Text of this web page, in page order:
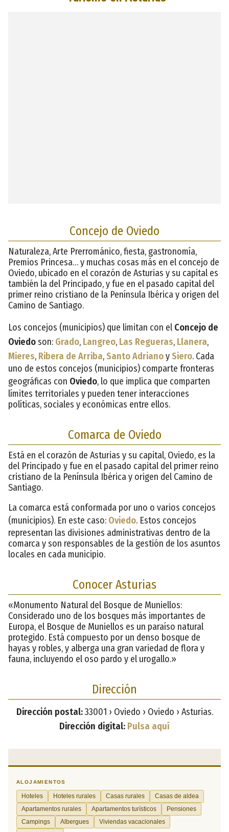
Concejo de Oviedo
Naturaleza, Arte Prerrománico, fiesta, gastronomía,
Premios Princesa… y muchas cosas más en el concejo de
Oviedo, ubicado en el corazón de Asturias y su capital es
también la del Principado, y fue en el pasado capital del
primer reino cristiano de la Península Ibérica y origen del
Camino de Santiago.
Los concejos (municipios) que limitan con el Concejo de
Oviedoson: Grado, Langreo, Las Regueras, Llanera,
Mieres, Ribera de Arriba,Santo AdrianoySiero. Cada
uno de estos concejos (municipios) comparte fronteras
geográficas con Oviedo, lo que implica que comparten
límites territoriales y pueden tener interacciones
políticas, sociales y económicas entre ellos.
Comarca de Oviedo
Está en el corazón de Asturias y su capital, Oviedo, es la
del Principado y fue en el pasado capital del primer reino
cristiano de la Península Ibérica y origen del Camino de
Santiago.
La comarca está conformada por uno o varios concejos
(municipios). En este caso: Oviedo. Estos concejos
representan las divisiones administrativas dentro de la
comarca y son responsables de la gestión de los asuntos
locales en cada municipio.
Conocer Asturias
«Monumento Natural del Bosque de Muniellos:
Considerado uno de los bosques más importantes de
Europa, el Bosque de Muniellos es un paraíso natural
protegido. Está compuesto por un denso bosque de
hayas y robles, y alberga una gran variedad de flora y
fauna, incluyendo el oso pardo y el urogallo.»
Dirección
Dirección postal:33001 › Oviedo › Oviedo › Asturias.
Dirección digital: Pulsa aquí